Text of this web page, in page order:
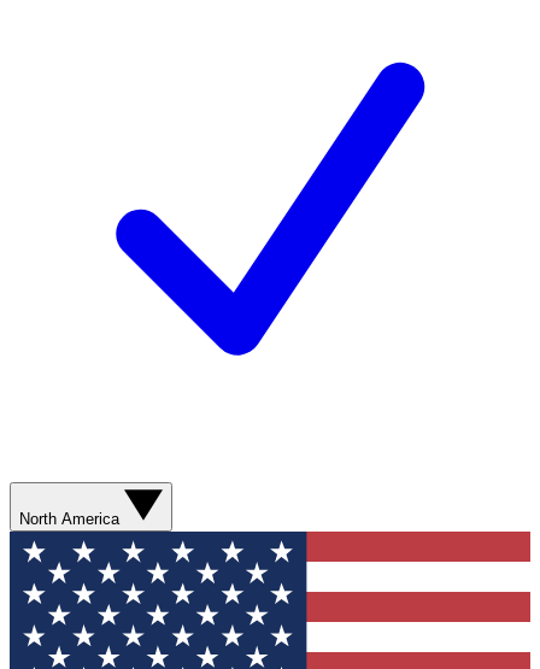
North America